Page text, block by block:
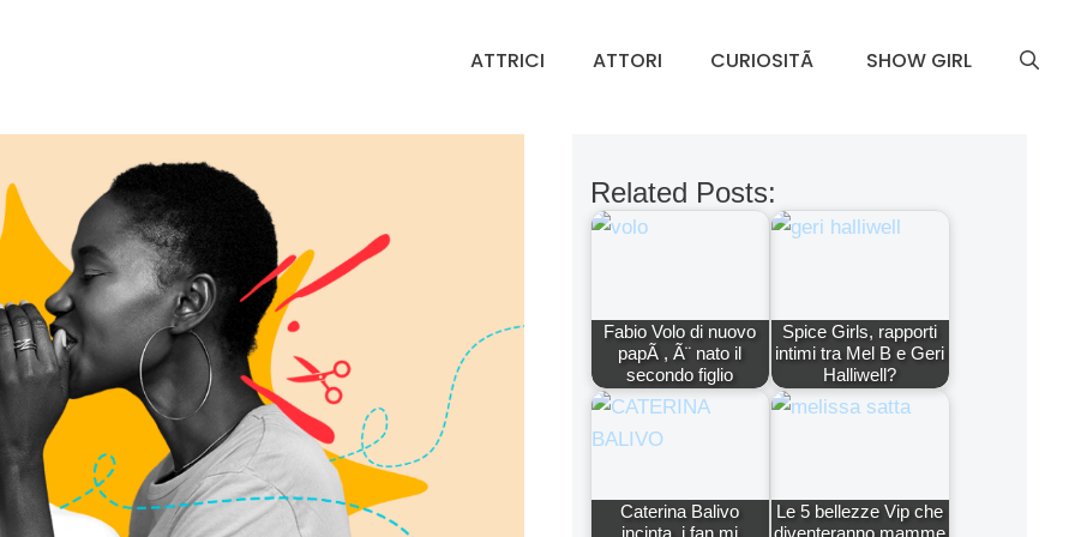
ATTRICI ATTORI CURIOSITÃ SHOW GIRL
Related Posts:
Fabio Volo di nuovo
papÃ , Ã¨ nato il
secondo figlio
Spice Girls, rapporti
intimi tra Mel B e Geri
Halliwell?
Caterina Balivo
Le 5 bellezze Vip che